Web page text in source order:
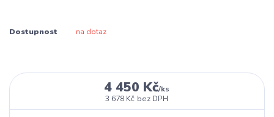
Dostupnost na dotaz
4 450 Kč/ks
3 678 Kč bez DPH